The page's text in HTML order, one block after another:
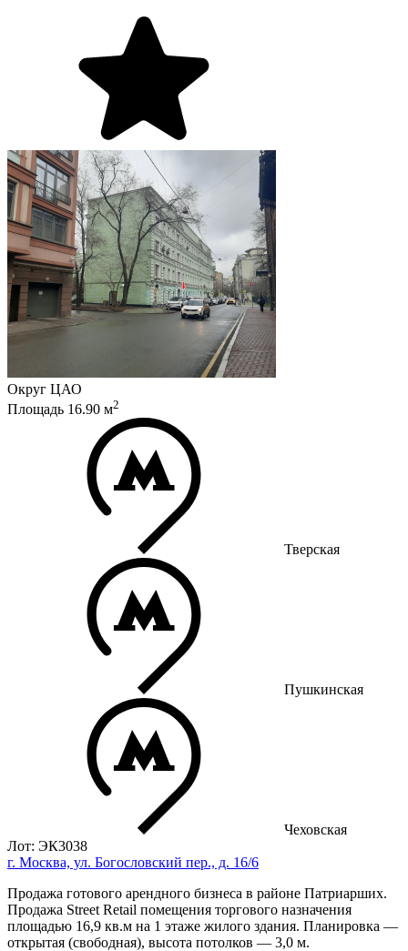
Округ ЦАО
Площадь 16.90 м2
Тверская
Пушкинская
Чеховская
Лот: ЭК3038
г. Москва, ул. Богословский пер., д. 16/6
Продажа готового арендного бизнеса в районе Патриарших.
Продажа Street Retail помещения торгового назначения
площадью 16,9 кв.м на 1 этаже жилого здания. Планировка —
открытая (свободная), высота потолков — 3,0 м.